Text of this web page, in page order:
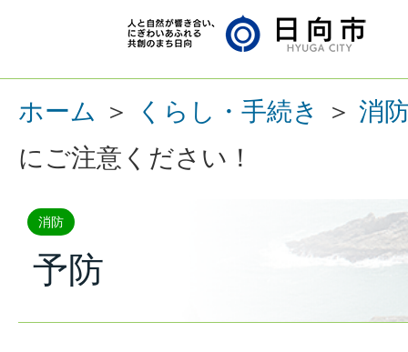
ホーム ＞ くらし・手続き ＞ 消
にご注意ください！
消防
予防